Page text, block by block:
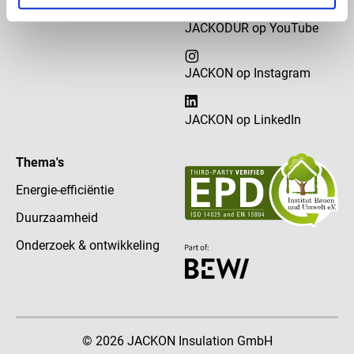
JACKODUR op YouTube
JACKON op Instagram
JACKON op LinkedIn
Thema's
Energie-efficiëntie
Duurzaamheid
Onderzoek & ontwikkeling
© 2026 JACKON Insulation GmbH